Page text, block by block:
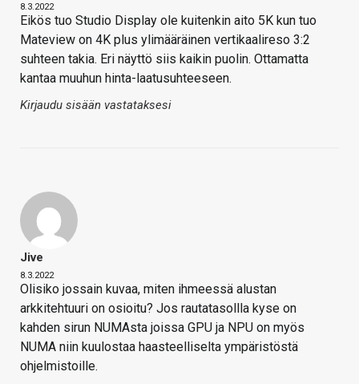
8.3.2022
Eikös tuo Studio Display ole kuitenkin aito 5K kun tuo
Mateview on 4K plus ylimääräinen vertikaalireso 3:2
suhteen takia. Eri näyttö siis kaikin puolin. Ottamatta
kantaa muuhun hinta-laatusuhteeseen.
Kirjaudu sisään vastataksesi
Jive
8.3.2022
Olisiko jossain kuvaa, miten ihmeessä alustan
arkkitehtuuri on osioitu? Jos rautatasollla kyse on
kahden sirun NUMAsta joissa GPU ja NPU on myös
NUMA niin kuulostaa haasteelliselta ympäristöstä
ohjelmistoille.